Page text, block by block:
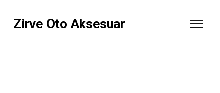
Zirve Oto Aksesuar